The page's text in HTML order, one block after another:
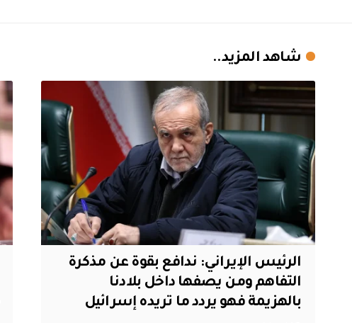
شاهد المزيد..
الرئيس الإيراني: ندافع بقوة عن مذكرة
التفاهم ومن يصفها داخل بلادنا
بالهزيمة فهو يردد ما تريده إسرائيل